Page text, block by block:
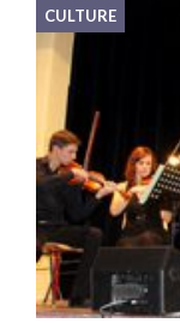
CULTURE